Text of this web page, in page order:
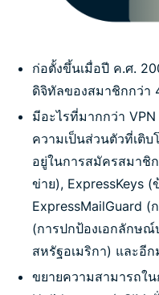
ก่อตั้งขึ้นเมื่อปี ค.ศ.
ดิจิทัลของสมาชิกกว่า
มีอะไรที่มากกว่า VPN
ความเป็นส่วนตัวที่เติบ
อยู่ในการสมัครสมาชิ
ข่าย), ExpressKeys (
ExpressMailGuard (
(การปกป้องเอกลักษ
สหรัฐอเมริกา) และอีก
ขยายความสามารถใ